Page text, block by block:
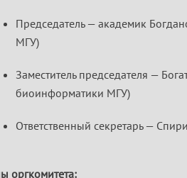
Председатель — академик
МГУ)
Заместитель председателя —
биоинформатики МГУ)
Ответственный секретарь —
оргкомитета: